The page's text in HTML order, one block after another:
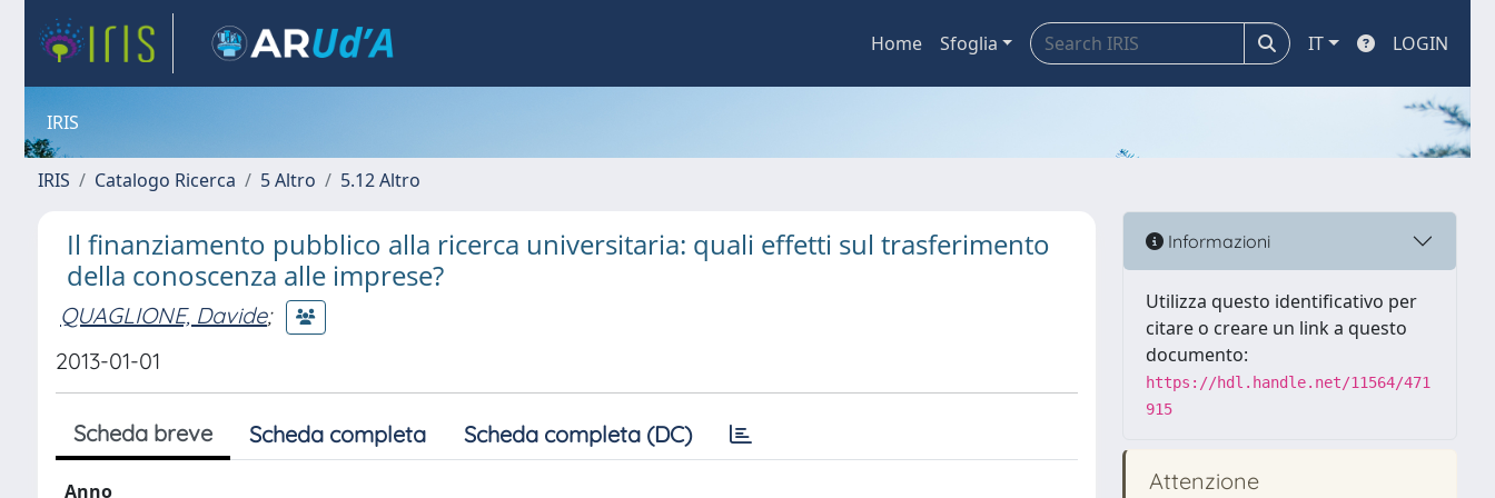
Home Sfoglia IT LOGIN
IRIS
IRIS Catalogo Ricerca 5 Altro 5.12 Altro
Il finanziamento pubblico alla ricerca universitaria: quali effetti sul trasferimento
della conoscenza alle imprese?
QUAGLIONE, Davide;
2013-01-01
Scheda breve Scheda completa Scheda completa (DC)
Anno
Informazioni
Utilizza questo identificativo per
citare o creare un link a questo
documento:
https://hdl.handle.net/11564/471
915
Attenzione